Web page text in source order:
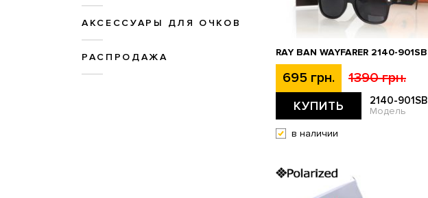
АКСЕССУАРЫ ДЛЯ ОЧКОВ
РАСПРОДАЖА RAY BAN WAYFARER 2140-901SB
695 грн. 1390 грн.
КУПИТЬ 2140-901SB
Модель
в наличии